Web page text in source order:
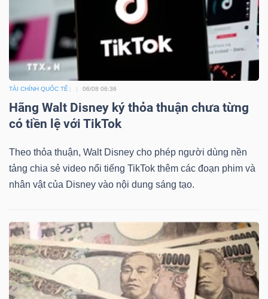
TÀI CHÍNH QUỐC TẾ 06/08 06:36
Hãng Walt Disney ký thỏa thuận chưa từng
có tiền lệ với TikTok
Theo thỏa thuận, Walt Disney cho phép người dùng nền
tảng chia sẻ video nổi tiếng TikTok thêm các đoạn phim và
nhân vật của Disney vào nội dung sáng tạo.
ÍCH
ĐỘNG
Mã
chứng
Tất cả Cổ phiếu Chỉ số Chứng chỉ quỹ Chứng
Lãnh
đạo